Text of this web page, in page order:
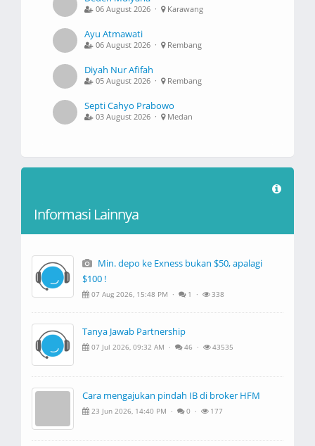
06 August 2026 · Karawang
Ayu Atmawati
06 August 2026 · Rembang
Diyah Nur Afifah
05 August 2026 · Rembang
Septi Cahyo Prabowo
03 August 2026 · Medan
Informasi Lainnya
Min. depo ke Exness bukan $50, apalagi
$100 !
07 Aug 2026, 15:48 PM · 1 · 338
Tanya Jawab Partnership
07 Jul 2026, 09:32 AM · 46 · 43535
Cara mengajukan pindah IB di broker HFM
23 Jun 2026, 14:40 PM · 0 · 177